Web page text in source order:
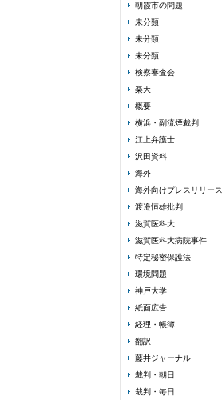
朝霞市の問題
未分類
未分類
未分類
検察審査会
楽天
概要
横浜・副流煙裁判
江上弁護士
沢田資料
海外
海外向けプレスリリース
渡邉恒雄批判
滋賀医科大
滋賀医科大病院事件
特定秘密保護法
環境問題
神戸大学
紙面広告
経理・帳簿
翻訳
藤井ジャーナル
裁判・朝日
裁判・毎日